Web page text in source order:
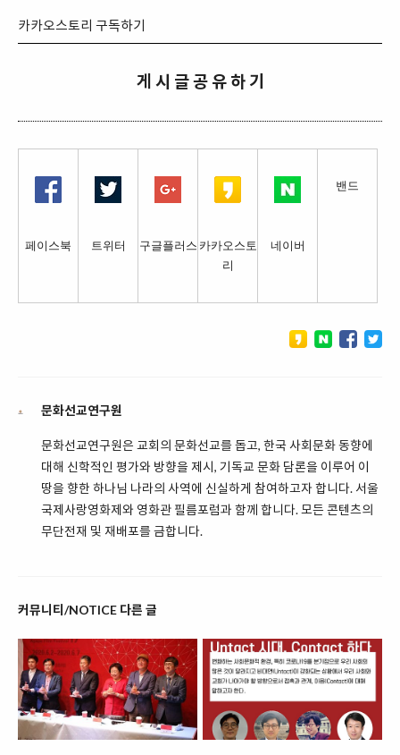
카카오스토리 구독하기
게 시 글 공 유 하 기
페이스북 트위터 구글플러스 카카오스토
리
네이버
밴드
문화선교연구원
문화선교연구원은 교회의 문화선교를 돕고, 한국 사회문화 동향에
대해 신학적인 평가와 방향을 제시, 기독교 문화 담론을 이루어 이
땅을 향한 하나님 나라의 사역에 신실하게 참여하고자 합니다. 서울
국제사랑영화제와 영화관 필름포럼과 함께 합니다. 모든 콘텐츠의
무단전재 및 재배포를 금합니다.
커뮤니티/NOTICE 다른 글